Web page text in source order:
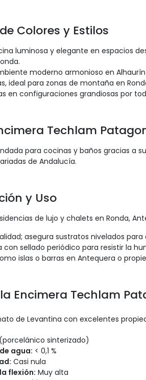
Colores y Estilos
luminosa y elegante en espacios
moderno armonioso en Alhaurín
ideal para zonas de montaña en
en configuraciones grandiosas por
Techlam
para cocinas y baños gracias a
de Andalucía.
y Uso
de lujo y chalets en Ronda,
asegura sustratos nivelados
sellado periódico para resistir la
islas o barras en Antequera o
Encimera Techlam
de Levantina con excelentes
sinterizado)
agua: < 0,1 %
Casi nula
flexión: Muy alta